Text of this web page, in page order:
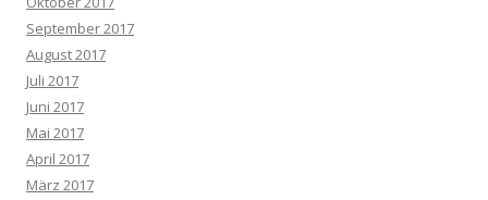
September 2017
August 2017
Juli 2017
Juni 2017
Mai 2017
April 2017
März 2017